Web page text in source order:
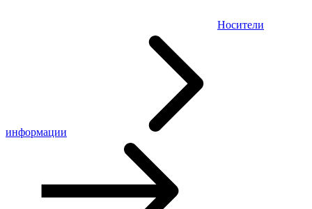
Носители
информации